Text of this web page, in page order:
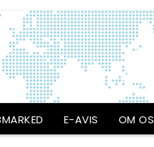
E-AVIS OM OS